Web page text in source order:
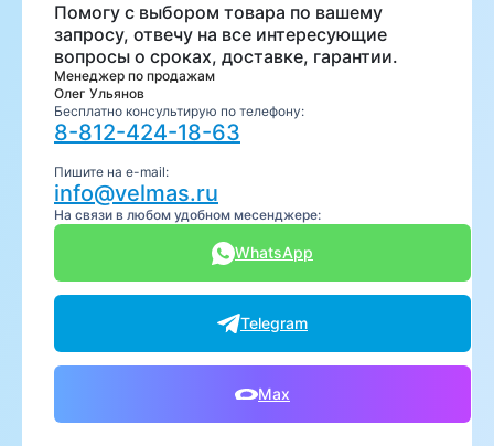
Помогу с выбором товара по вашему
запросу, отвечу на все интересующие
вопросы о сроках, доставке, гарантии.
Менеджер по продажам
Олег Ульянов
Бесплатно консультирую по телефону:
8-812-424-18-63
Пишите на e-mail:
info@velmas.ru
На связи в любом удобном месенджере:
WhatsApp
Telegram
Max